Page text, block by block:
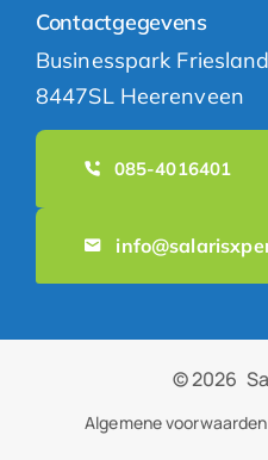
Contactgegevens
Businesspark
8447SL Heerenveen
085-4016401
© 2026
Algemene voorwaarden